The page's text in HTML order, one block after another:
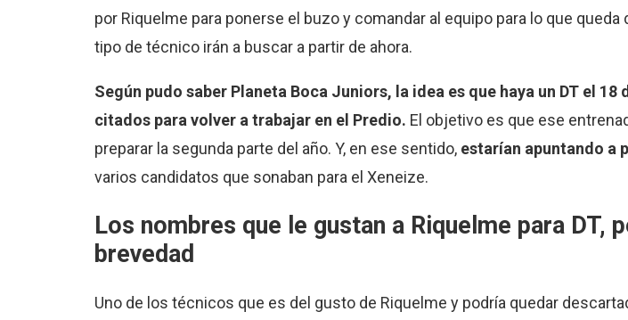
por Riquelme para ponerse el buzo y comandar al equipo para lo que
tipo de técnico irán a buscar a partir de ahora.
Según pudo saber Planeta Boca Juniors, la idea es que haya un DT el
citados para volver a trabajar en el Predio. El objetivo es que ese
preparar la segunda parte del año. Y, en ese sentido,estarían apuntando a
varios candidatos que sonaban para el Xeneize.
Los nombres que le gustan a Riquelme para DT,
brevedad
Uno de los técnicos que es del gusto de Riquelme y podría quedar